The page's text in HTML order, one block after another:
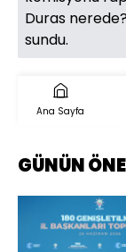
Duras
sundu.
Ana Sayfa
GÜNÜN